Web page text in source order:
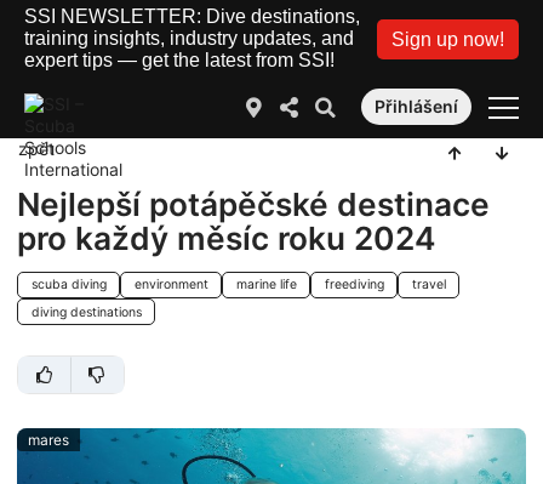
SSI NEWSLETTER: Dive destinations,
training insights, industry updates, and
expert tips — get the latest from SSI!
Sign up now!
Přihlášení
zpět
Nejlepší potápěčské destinace
pro každý měsíc roku 2024
scuba diving environment marine life freediving
travel
diving destinations
mares